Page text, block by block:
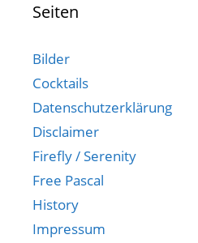
Seiten
Bilder
Cocktails
Datenschutzerklärung
Disclaimer
Firefly / Serenity
Free Pascal
History
Impressum